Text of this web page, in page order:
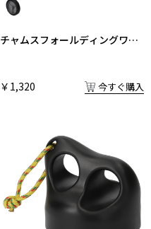
チャムスフォールディングワゴ
￥1,320 今すぐ購入